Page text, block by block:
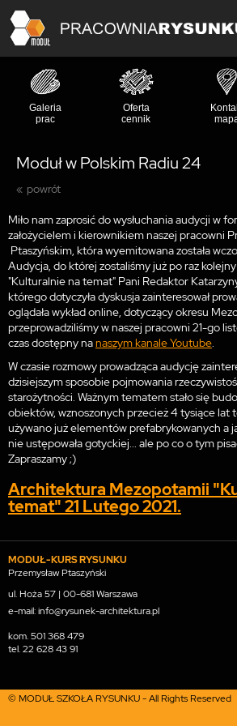
Galeria
prac
Oferta
cennik
Moduł w Polskim Radiu 24
powrót
Miło nam zaprosić do wysłuchania audycji w
założycielem i kierownikiem naszej pracowni
Ptaszyńskim, która wyemitowana została
Audycja, do której zostaliśmy już po raz
"Kulturalnie na temat" Pani Redaktor
którego dotyczyła dyskusja zainteresował
oglądała wykład online, dotyczący okresu
przeprowadziliśmy w naszej pracowni 21-go
czas dostępny nanaszym kanale Youtube.
W czasie rozmowy prowadząca audycję
dzisiejszym sposobie pojmowania
starożytności. Ważnym tematem stało się
obiektów, wznoszonych przecież 4 tysiące lat
używano już elementów prefabrykowanych a
nie ustępowała gotyckiej... ale po co o tym
Zapraszamy ;)
Architektura Mezopotamii
temat" 21 Lutego 2021.
MODUŁ-KURS RYSUNKU
Przemysław Ptaszyński
ul. Hoża 57 | 00-681 Warszawa
e-mail: info@rysunek-architektura.pl
kom.501 368 479
tel.22 628 43 91
© MODUŁ SZKOŁA RYSUNKU - All Rights Reserved